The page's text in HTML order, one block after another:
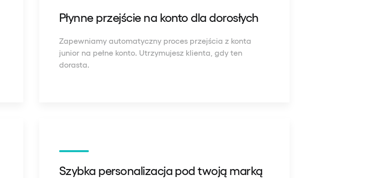
Płynne przejście na konto dla dorosłych
Zapewniamy automatyczny proces przejścia z konta
junior na pełne konto. Utrzymujesz klienta, gdy ten
dorasta.
Szybka personalizacja pod twoją marką